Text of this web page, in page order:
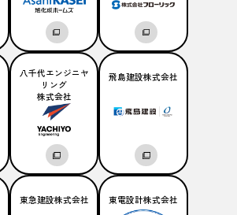
八千代エンジニヤ
リング
株式会社
飛島建設株式会社
東急建設株式会社 東電設計株式会社